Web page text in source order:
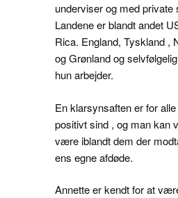
underviser og med private
Landene er blandt andet
Rica. England, Tyskland ,
og Grønland og
hun arbejder.
En klarsynsaften er for
positivt sind , og man kan
være iblandt dem der
ens egne afdøde.
Annette er kendt for at